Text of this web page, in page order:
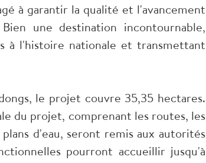
à garantir la qualité et l'avancement
une destination incontournable,
à l'histoire nationale et transmettant
le projet couvre 35,35 hectares.
du projet, comprenant les routes, les
d'eau, seront remis aux autorités
pourront accueillir jusqu'à